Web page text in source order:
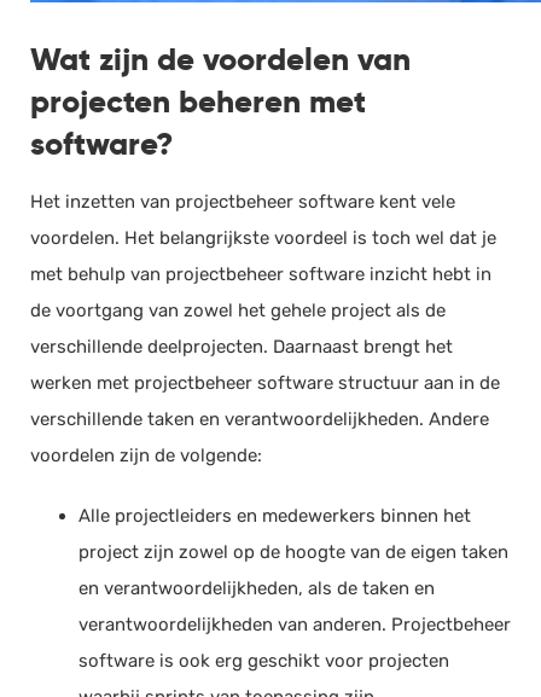
Wat zijn de voordelen van
projecten beheren met
software?
Het inzetten van projectbeheer software kent vele
voordelen. Het belangrijkste voordeel is toch wel dat je
met behulp van projectbeheer software inzicht hebt in
de voortgang van zowel het gehele project als de
verschillende deelprojecten. Daarnaast brengt het
werken met projectbeheer software structuur aan in de
verschillende taken en verantwoordelijkheden. Andere
voordelen zijn de volgende:
Alle projectleiders en medewerkers binnen het
project zijn zowel op de hoogte van de eigen taken
en verantwoordelijkheden, als de taken en
verantwoordelijkheden van anderen. Projectbeheer
software is ook erg geschikt voor projecten